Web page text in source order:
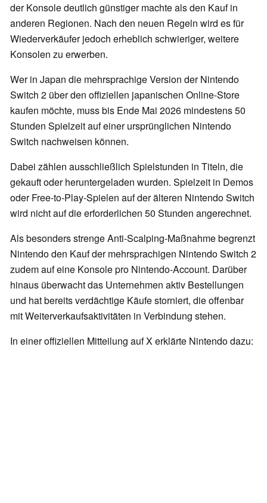
der Konsole deutlich günstiger machte als den Kauf in
anderen Regionen. Nach den neuen Regeln wird es für
Wiederverkäufer jedoch erheblich schwieriger, weitere
Konsolen zu erwerben.
Wer in Japan die mehrsprachige Version der Nintendo
Switch 2 über den offiziellen japanischen Online-Store
kaufen möchte, muss bis Ende Mai 2026 mindestens 50
Stunden Spielzeit auf einer ursprünglichen Nintendo
Switch nachweisen können.
Dabei zählen ausschließlich Spielstunden in Titeln, die
gekauft oder heruntergeladen wurden. Spielzeit in Demos
oder Free-to-Play-Spielen auf der älteren Nintendo Switch
wird nicht auf die erforderlichen 50 Stunden angerechnet.
Als besonders strenge Anti-Scalping-Maßnahme begrenzt
Nintendo den Kauf der mehrsprachigen Nintendo Switch 2
zudem auf eine Konsole pro Nintendo-Account. Darüber
hinaus überwacht das Unternehmen aktiv Bestellungen
und hat bereits verdächtige Käufe storniert, die offenbar
mit Weiterverkaufsaktivitäten in Verbindung stehen.
In einer offiziellen Mitteilung auf X erklärte Nintendo dazu: